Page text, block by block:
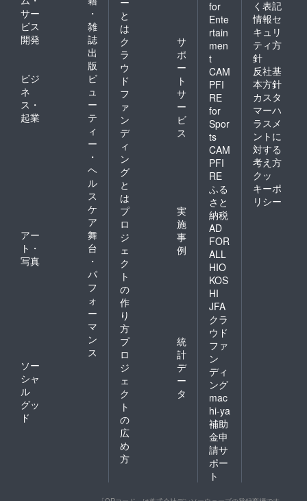
サー
ビス
開発
・
雑
誌
出
版
ビジ
ネ
ス・
起業
ビ
ュ
ー
テ
ィ
ー
・
ヘ
ル
ス
ケ
ア
アー
ト・
写真
舞
台
・
パ
フ
ォ
ー
マ
ン
ス
ソー
シャ
ル
グッ
ド
と
は
ク
ラ
ウ
ド
フ
ァ
ン
デ
ィ
ン
グ
と
は
サ
ポ
ー
ト
サ
ー
ビ
ス
プ
ロ
ジ
ェ
ク
ト
の
作
り
方
実
施
事
例
プ
ロ
ジ
ェ
ク
ト
の
広
め
方
統
計
デ
ー
タ
for
Ente
rtain
men
t
CAM
PFI
RE
for
Spor
ts
CAM
PFI
RE
ふる
さと
納税
AD
FOR
ALL
HIO
KOS
HI
JFA
クラ
ウド
ファ
ン
ディ
ング
mac
hi-ya
補助
金申
請サ
ポー
ト
く表記
情報セ
キュリ
ティ方
針
反社基
本方針
カスタ
マーハ
ラスメ
ントに
対する
考え方
クッ
キーポ
リシー